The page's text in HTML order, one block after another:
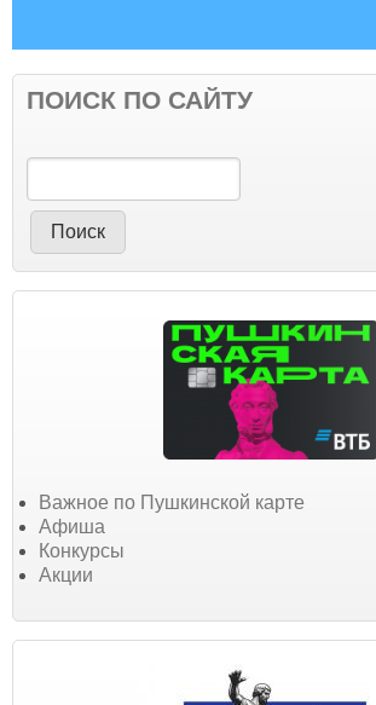
ПОИСК ПО САЙТУ
Поиск
Важное по Пушкинской карте
Афиша
Конкурсы
Акции